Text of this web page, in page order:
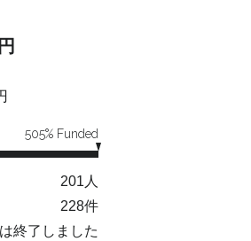
円
505% Funded
201 人
228件
終了しました